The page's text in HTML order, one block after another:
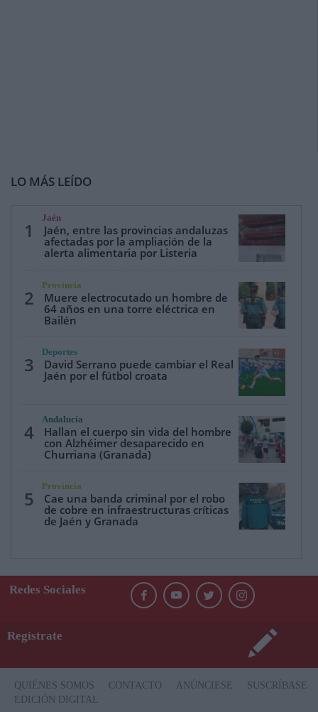
LO MÁS LEÍDO
1
Jaén
Jaén, entre las provincias andaluzas
afectadas por la ampliación de la
alerta alimentaria por Listeria
2
Provincia
Muere electrocutado un hombre de
64 años en una torre eléctrica en
Bailén
3
Deportes
David Serrano puede cambiar el Real
Jaén por el fútbol croata
4
Andalucía
Hallan el cuerpo sin vida del hombre
con Alzhéimer desaparecido en
Churriana (Granada)
5
Provincia
Cae una banda criminal por el robo
de cobre en infraestructuras críticas
de Jaén y Granada
Redes Sociales
Regístrate
QUIÉNES SOMOS CONTACTO ANÚNCIESE
SUSCRÍBASE
EDICIÓN DIGITAL